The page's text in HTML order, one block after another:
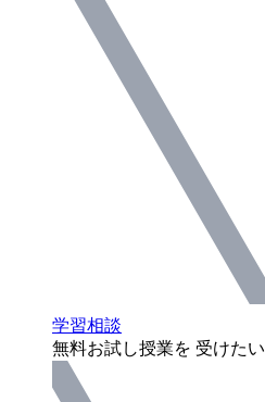
学習相談
無料お試し授業を 受けたい